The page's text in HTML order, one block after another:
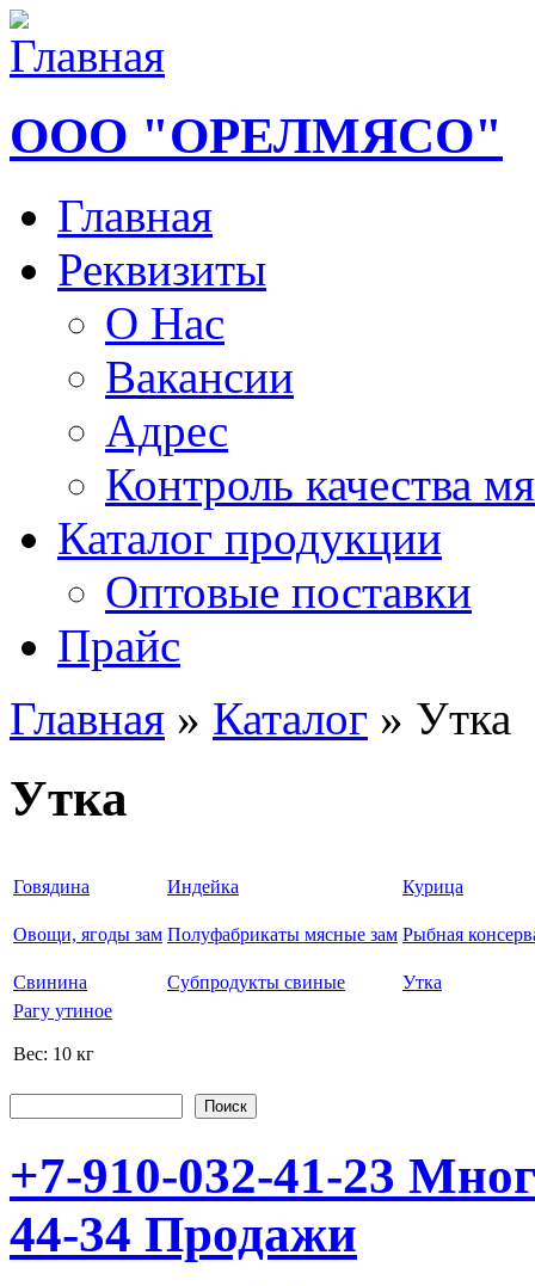
ООО "ОРЕЛМЯСО"
Главная
Реквизиты
О Нас
Вакансии
Адрес
Контроль качества
Каталог продукции
Оптовые поставки
Прайс
Вы здесь
Главная » Каталог » Утка
Утка
Говядина Индейка Курица
Овощи, ягоды зам Полуфабрикаты мясные зам Рыбная
Свинина Субпродукты свиные
Утка
Рагу утиное
Вес: 10 кг
Форма поиска
+7-910-032-41-23
44-34 Продажи